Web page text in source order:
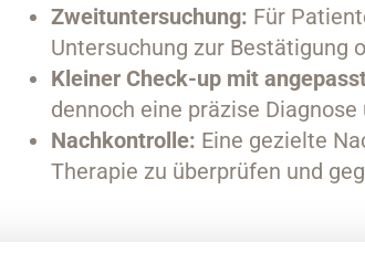
Zweituntersuchung: Für
Untersuchung zur Bestätigung
Kleiner Check-up mit
dennoch eine präzise
Nachkontrolle: Eine gezielte
Therapie zu überprüfen und